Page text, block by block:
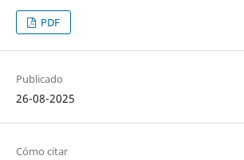
PDF
Publicado
26-08-2025
Cómo citar